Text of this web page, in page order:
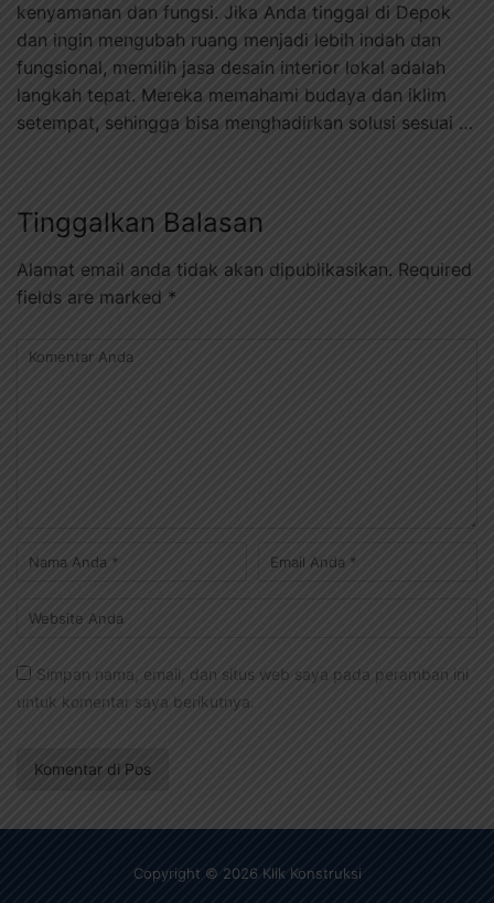
kenyamanan dan fungsi. Jika Anda tinggal di Depok
dan ingin mengubah ruang menjadi lebih indah dan
fungsional, memilih jasa desain interior lokal adalah
langkah tepat. Mereka memahami budaya dan iklim
setempat, sehingga bisa menghadirkan solusi sesuai …
Tinggalkan Balasan
Alamat email anda tidak akan dipublikasikan. Required
fields are marked *
Simpan nama, email, dan situs web saya pada peramban ini
untuk komentar saya berikutnya.
Copyright © 2026 Klik Konstruksi